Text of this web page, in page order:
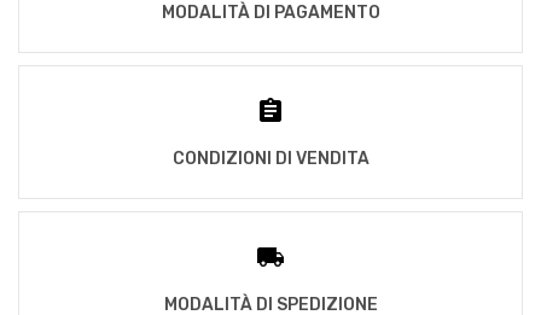
MODALITÀ DI PAGAMENTO
CONDIZIONI DI VENDITA
MODALITÀ DI SPEDIZIONE